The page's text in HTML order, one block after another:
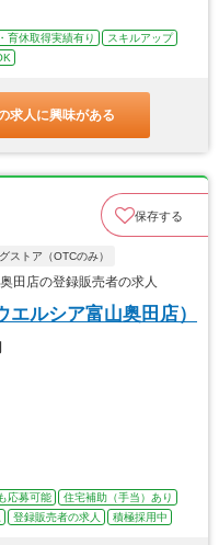
育休取得実績有り
スキルアップ
求人に興味がある
保存する
ストア（OTCのみ）
田店の登録販売者の求人
ルシア富山奥田店）
応募可能
住宅補助（手当）あり
登録販売者の求人 積極採用中